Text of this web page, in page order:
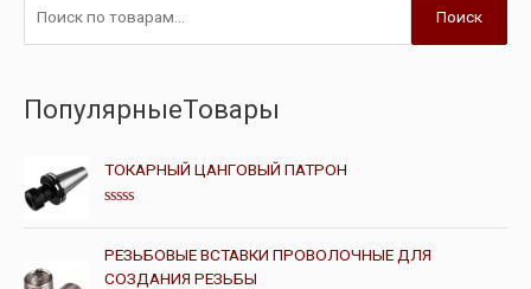
Поиск
ПопулярныеТовары
ТОКАРНЫЙ ЦАНГОВЫЙ ПАТРОН
ц
е
н
к
РЕЗЬБОВЫЕ ВСТАВКИ ПРОВОЛОЧНЫЕ ДЛЯ
СОЗДАНИЯ РЕЗЬБЫ